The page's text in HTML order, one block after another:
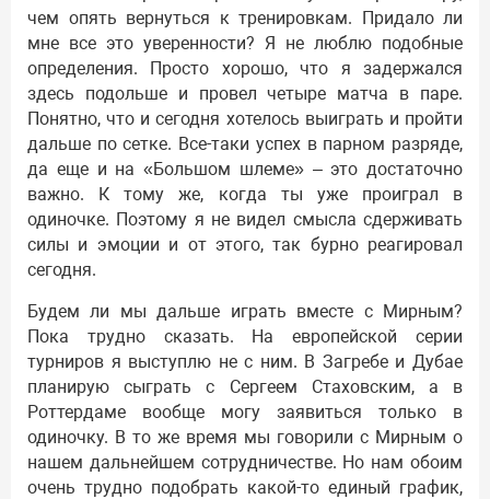
чем опять вернуться к тренировкам. Придало ли
мне все это уверенности? Я не люблю подобные
определения. Просто хорошо, что я задержался
здесь подольше и провел четыре матча в паре.
Понятно, что и сегодня хотелось выиграть и пройти
дальше по сетке. Все-таки успех в парном разряде,
да еще и на «Большом шлеме» – это достаточно
важно. К тому же, когда ты уже проиграл в
одиночке. Поэтому я не видел смысла сдерживать
силы и эмоции и от этого, так бурно реагировал
сегодня.
Будем ли мы дальше играть вместе с Мирным?
Пока трудно сказать. На европейской серии
турниров я выступлю не с ним. В Загребе и Дубае
планирую сыграть с Сергеем Стаховским, а в
Роттердаме вообще могу заявиться только в
одиночку. В то же время мы говорили с Мирным о
нашем дальнейшем сотрудничестве. Но нам обоим
очень трудно подобрать какой-то единый график,